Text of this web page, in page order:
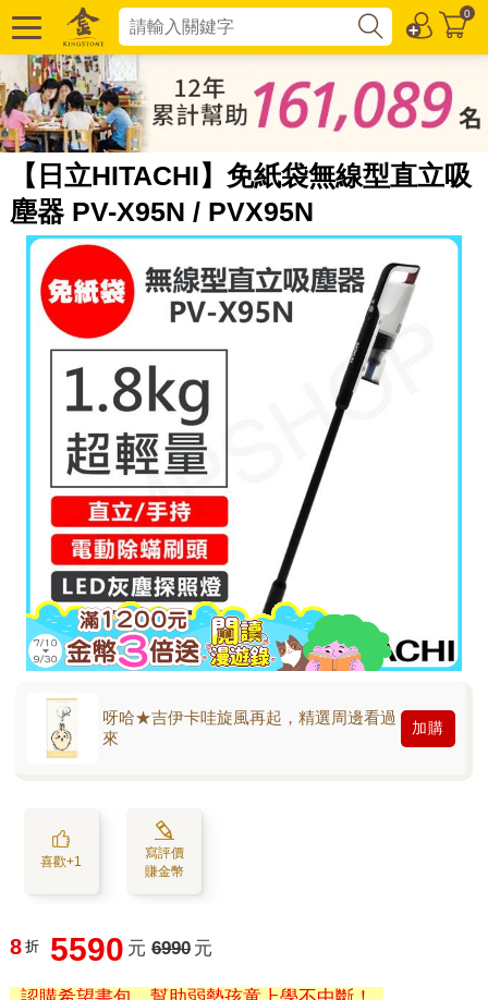
0
【日立HITACHI】免紙袋無線型直立吸
塵器 PV-X95N / PVX95N
呀哈★吉伊卡哇旋風再起，精選周邊看過
來
加購
喜歡+1
寫評價
賺金幣
8 折 5590 元 6990 元